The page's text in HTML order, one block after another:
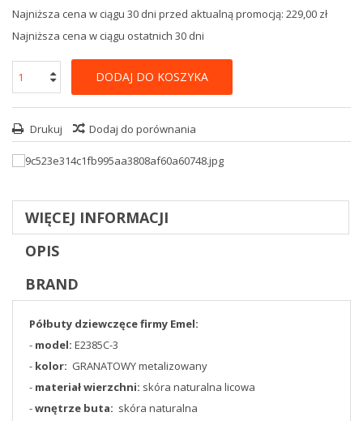
Najniższa cena w ciągu 30 dni przed aktualną promocją: 229,00 zł
Najniższa cena w ciągu ostatnich 30 dni
DODAJ DO KOSZYKA
Drukuj Dodaj do porównania
WIĘCEJ INFORMACJI
OPIS
BRAND
Półbuty dziewczęce firmy Emel:
- model: E2385C-3
- kolor: GRANATOWY metalizowany
- materiał wierzchni: skóra naturalna licowa
-wnętrze buta: skóra naturalna